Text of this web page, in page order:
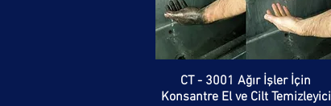
CT - 3001 Ağır İşler İçin
Konsantre El ve Cilt Temizleyici